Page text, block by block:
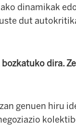
dinamikak
dut
dira.
genuen hiru